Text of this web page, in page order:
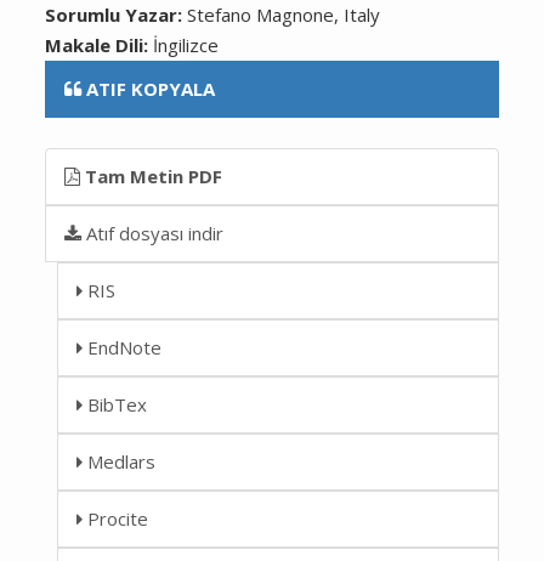
Sorumlu Yazar:Stefano Magnone, Italy
Makale Dili: İngilizce
ATIF KOPYALA
Tam Metin PDF
Atıf dosyası indir
RIS
EndNote
BibTex
Medlars
Procite